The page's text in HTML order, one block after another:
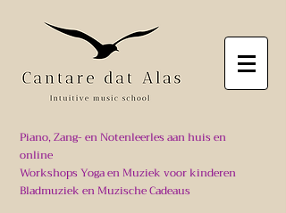
Piano, Zang- en Notenleerles aan huis en
online
Workshops Yoga en Muziek voor kinderen
Bladmuziek en Muzische Cadeaus